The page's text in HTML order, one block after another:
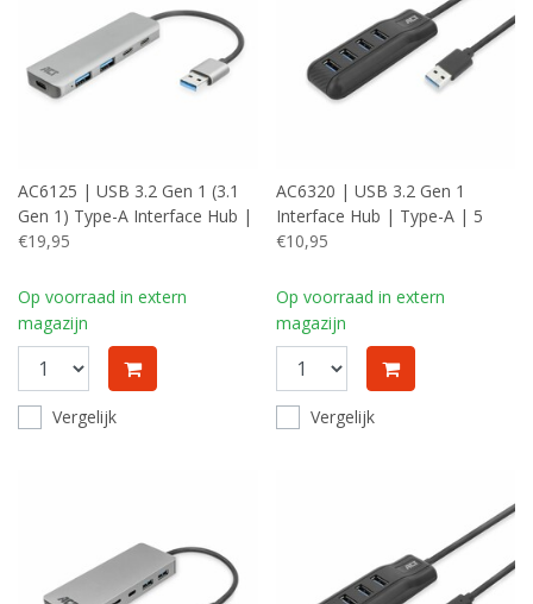
AC6125 | USB 3.2 Gen 1 (3.1
Gen 1) Type-A Interface Hub |
5000 Mbit/s | Grijs
€19,95
Op voorraad in extern
magazijn
Vergelijk
AC6320 | USB 3.2 Gen 1
Interface Hub | Type-A | 5
Gbps | Zwart
€10,95
Op voorraad in extern
magazijn
Vergelijk